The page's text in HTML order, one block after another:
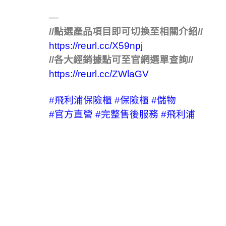
—
//點選產品項目即可切換至相關介紹//
https://reurl.cc/X59npj
//各大經銷據點可至官網選單查詢//
https://reurl.cc/ZWlaGV
#飛利浦保險櫃 #保險櫃 #儲物
#官方直營 #完整售後服務 #飛利浦